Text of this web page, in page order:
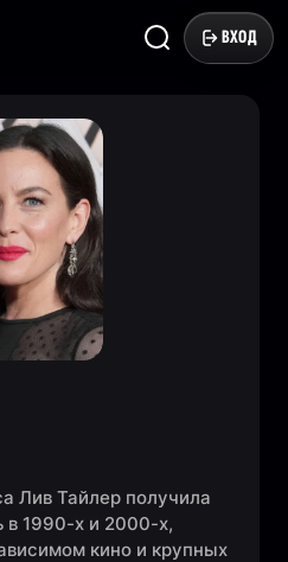
ВХОД
Лив Тайлер получила
в 1990-х и 2000-х,
кино и крупных